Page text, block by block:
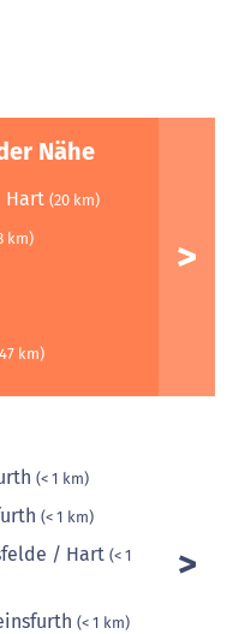
Nähe
Hart (20 km)
km)
km)
(< 1 km)
(< 1 km)
/ Hart (< 1
(< 1 km)